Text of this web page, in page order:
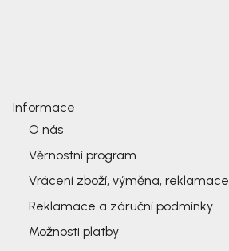
Informace
O nás
Věrnostní program
Vrácení zboží, výměna, reklamace
Reklamace a záruční podmínky
Možnosti platby